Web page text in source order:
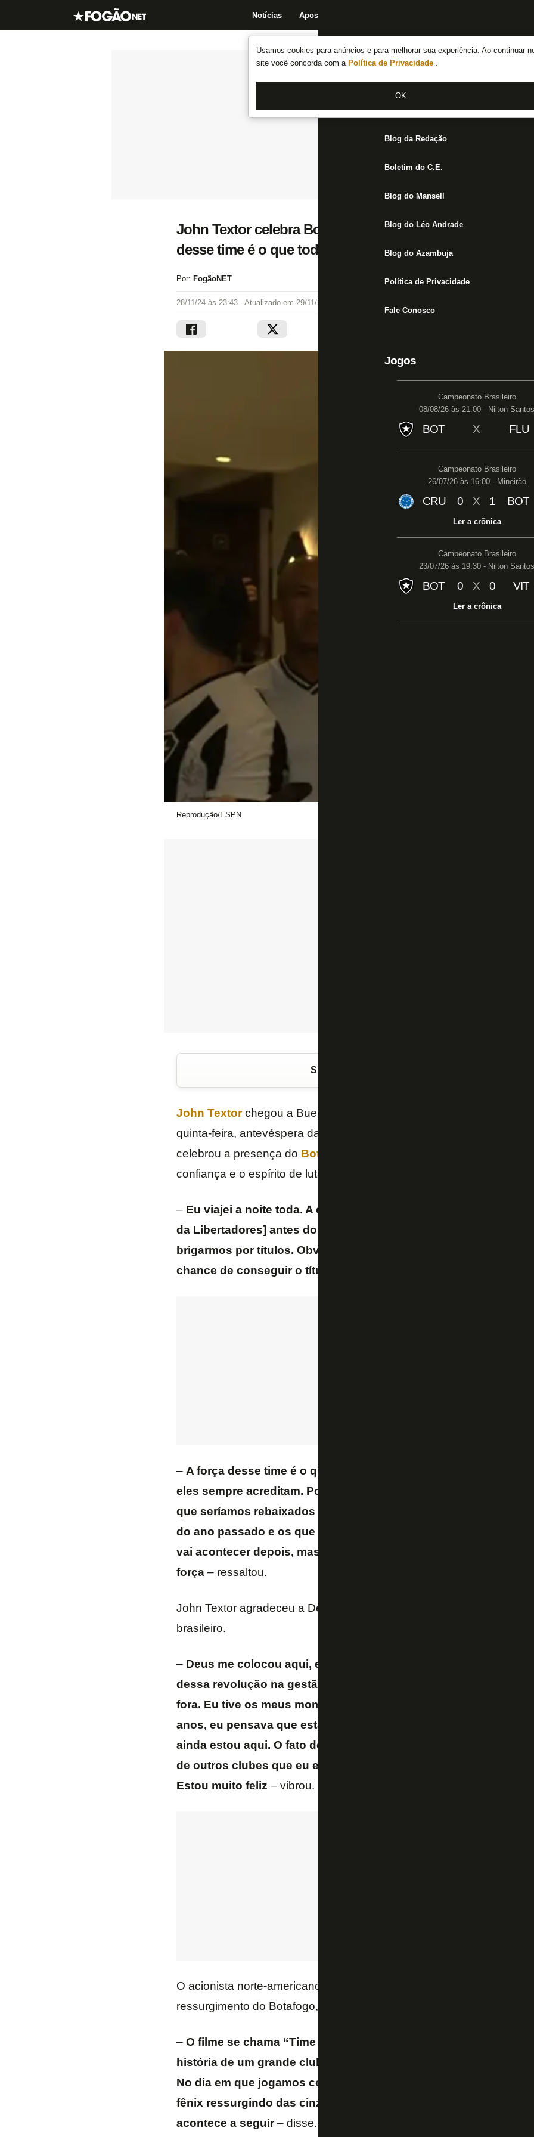
Usamos cookies para anúncios e para melhorar sua experiência. Ao continuar
site você concorda com a Política de Privacidade .
OK
Notícias Apostas
Notícias do Botafogo
Fórum
Jogos
Blog da Redação
Boletim do C.E.
Blog do Mansell
Blog do Léo Andrade
Blog do Azambuja
Política de Privacidade
Fale Conosco
Jogos
Campeonato Brasileiro
08/08/26 às 21:00 - Nilton Santos
BOT X FLU
Campeonato Brasileiro
26/07/26 às 16:00 - Mineirão
CRU 0 X 1 BOT
Ler a crônica
Campeonato Brasileiro
23/07/26 às 19:30 - Nilton Santos
BOT 0 X 0 VIT
Ler a crônica
John Textor celebra Botafogo na final da Libertadores e
desse time é o que todos pensam ser a sua fraqueza.
Por: FogãoNET
28/11/24 às 23:43 - Atualizado em 29/11/24 às 01:00
Reprodução/ESPN
Siga o FogãoNET
John Textorchegou a Buenos Aires e foi para a galera em Puerto
quinta-feira, antevéspera da final da
celebrou a presença do Botafogo
confiança e o espírito de luta de seus jogadores.
– Eu viajei a noite toda. A energia da torcida é maravilhosa.
da Libertadores] antes do que pensávamos, dissemos que
brigarmos por títulos. Obviamente nos sentimos abençoados
chance de conseguir o título antes disso
– A força desse time é o que todos pensam ser a sua fraqueza:
eles sempre acreditam. Por conta do que aconteceu ano
que seríamos rebaixados esse ano, foi muito difícil. Os meninos
do ano passado e os que chegaram, eles sempre acreditam.
vai acontecer depois, mas eles acreditam que eles são capazes,
força– ressaltou.
John Textor agradeceu a Deus por ter escolhido o Botafogo para
brasileiro.
–Deus me colocou aqui, eu vim para ser parte do Brasil. Eu
dessa revolução na gestão, mudar o futebol brasileiro e trazer
fora. Eu tive os meus momentos de choro no jogo contra o
anos, eu pensava que estava aqui para mostrar isso ao mundo
ainda estou aqui. O fato de ter caído no clube mais tradicional e
de outros clubes que eu estava procurando, só Deus poderia ter
Estou muito feliz – vibrou.
O acionista norte-americano falou ainda sobre o filme que está
ressurgimento do Botafogo, que também lidera o
– O filme se chama “Time To Set Fire”, já estamos produzindo e
história de um grande clube que ganhava tudo e teve que
No dia em que jogamos contra o Palmeiras na Libertadores, no
fênix ressurgindo das cinzas, é como todos nós nos sentimos.
acontece a seguir– disse.